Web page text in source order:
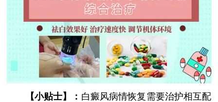
【小贴士】： 白癜风病情恢复需要治护相互配